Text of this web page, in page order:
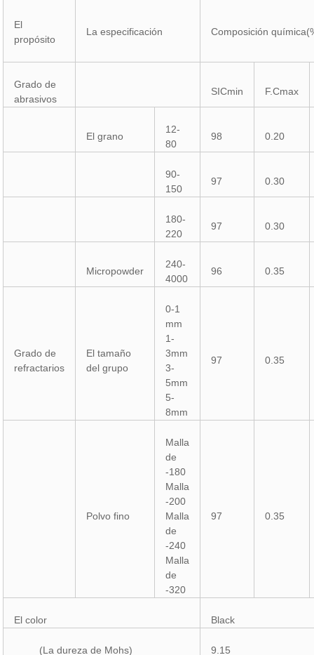
El
propósito
La especificación Composición
Grado de
abrasivos
SICmin F.Cmax
El grano
12-
80
98 0.20
90-
150
97 0.30
180-
220
97 0.30
Micropowder
240-
4000
96 0.35
Grado de
refractarios
El tamaño
del grupo
0-1
mm
1-
3mm
3-
5mm
5-
8mm
97 0.35
Polvo fino
Malla
de
-180
Malla
-200
Malla
de
-240
Malla
de
-320
97 0.35
El color Black
(La dureza de Mohs) 9.15